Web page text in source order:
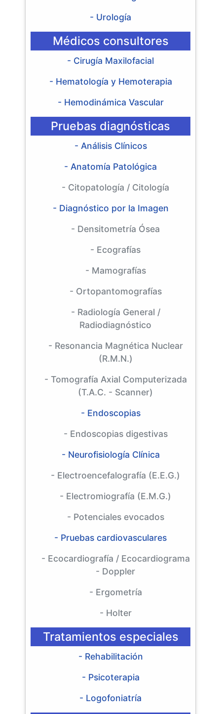
- Urología
Médicos consultores
- Cirugía Maxilofacial
- Hematología y Hemoterapia
- Hemodinámica Vascular
Pruebas diagnósticas
- Análisis Clínicos
- Anatomía Patológica
- Citopatología / Citología
- Diagnóstico por la Imagen
- Densitometría Ósea
- Ecografías
- Mamografías
- Ortopantomografías
- Radiología General /
Radiodiagnóstico
- Resonancia Magnética Nuclear
(R.M.N.)
- Tomografía Axial Computerizada
(T.A.C. - Scanner)
- Endoscopias
- Endoscopias digestivas
- Neurofisiología Clínica
- Electroencefalografía (E.E.G.)
- Electromiografía (E.M.G.)
- Potenciales evocados
- Pruebas cardiovasculares
- Ecocardiografía / Ecocardiograma
- Doppler
- Ergometría
- Holter
Tratamientos especiales
- Rehabilitación
- Psicoterapia
- Logofoniatría